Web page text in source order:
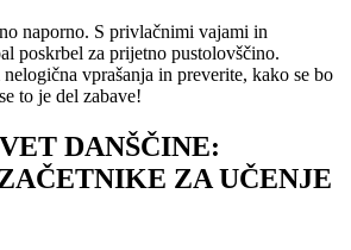
naporno. S privlačnimi vajami in
poskrbel za prijetno pustolovščino.
vprašanja in preverite, kako se bo
to je del zabave!
DANŠČINE:
ZA UČENJE